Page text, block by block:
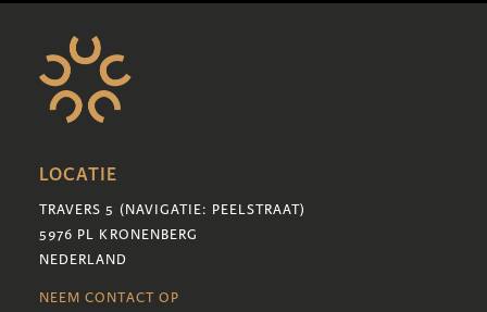
LOCATIE
TRAVERS 5 (NAVIGATIE: PEELSTRAAT)
5976 PL KRONENBERG
NEDERLAND
NEEM CONTACT OP